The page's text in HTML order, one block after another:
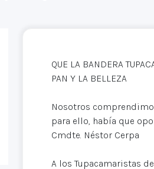
QUE LA BANDERA
PAN Y LA BELLEZA
Nosotros
para ello, había que
Cmdte. Néstor Cerpa
A los Tupacamaristas